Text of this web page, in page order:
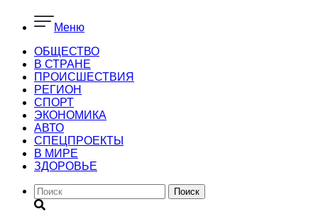
Меню
ОБЩЕСТВО
В СТРАНЕ
ПРОИСШЕСТВИЯ
РЕГИОН
CПОРТ
ЭКОНОМИКА
АВТО
СПЕЦПРОЕКТЫ
В МИРЕ
ЗДОРОВЬЕ
Поиск